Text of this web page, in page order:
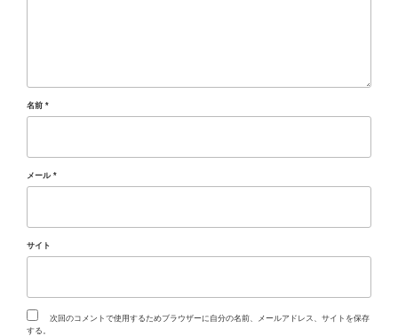
名前 *
メール *
サイト
次回のコメントで使用するためブラウザーに自分の名前、メールアドレス、サイトを保存
する。